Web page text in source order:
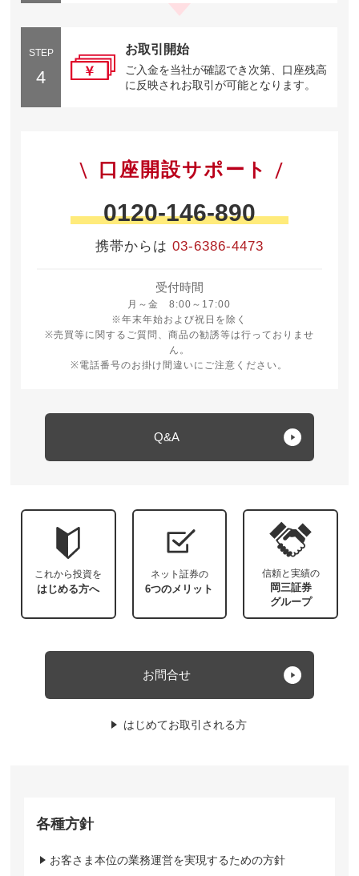
STEP
4
お取引開始
ご入金を当社が確認でき次第、口座残高
に反映されお取引が可能となります。
口座開設サポート
0120-146-890
携帯からは 03-6386-4473
受付時間
月～金 8:00～17:00
月曜日から金曜日 8時から17時
※年末年始および祝日を除く
※売買等に関するご質問、商品の勧誘等は行っておりませ
ん。
※電話番号のお掛け間違いにご注意ください。
Q&A
これから投資を
はじめる方へ
ネット証券の
6つのメリット
信頼と実績の
岡三証券
グループ
お問合せ
はじめてお取引される方
各種方針
お客さま本位の業務運営を実現するための方針